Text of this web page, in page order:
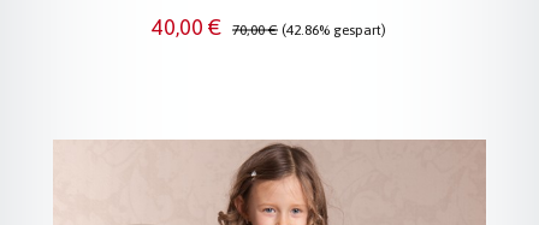
Verkaufspreis:
40,00 € Regulärer Preis:
70,00 € (42.86% gespart)